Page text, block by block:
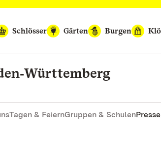
Schlösser
Gärten Burgen
Tagen & FeiernGruppen & SchulenPresse